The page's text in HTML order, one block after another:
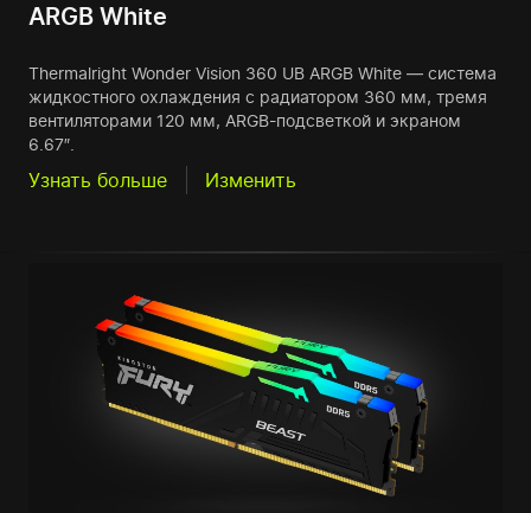
ARGB White
Thermalright Wonder Vision 360 UB ARGB White — система
жидкостного охлаждения с радиатором 360 мм, тремя
вентиляторами 120 мм, ARGB-подсветкой и экраном
6.67″.
Узнать больше Изменить